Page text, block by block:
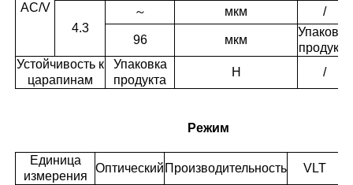
AC/V
4.3
～ мкм /
96 мкм
Упаковка
продукта
Устойчивость к
царапинам
Упаковка
продукта
H /
Режим
Единица
измерения
Оптический Производительность VLT